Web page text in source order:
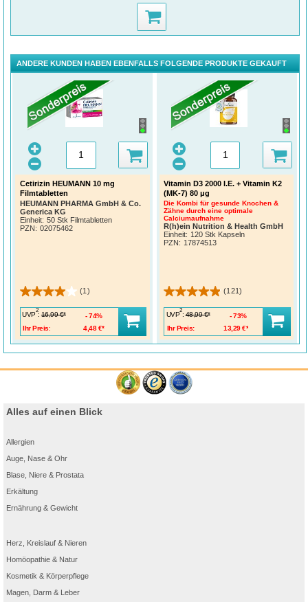
ANDERE KUNDEN HABEN EBENFALLS FOLGENDE PRODUKTE GEKAUFT
Cetirizin HEUMANN 10 mg
Filmtabletten
HEUMANN PHARMA GmbH & Co.
Generica KG
Einheit: 50 Stk Filmtabletten
PZN: 02075462
(1)
UVP
2
: 16,99 €*
Ihr Preis:
4,48 €*
74%
Vitamin D3 2000 I.E. + Vitamin K2
(MK-7) 80 μg
Die Kombi für gesunde Knochen &
Zähne durch eine optimale
Calciumaufnahme
R(h)ein Nutrition & Health GmbH
Einheit: 120 Stk Kapseln
PZN: 17874513
(121)
UVP
2
: 48,99 €*
Ihr Preis:
13,29 €*
73%
Alles auf einen Blick
Allergien
Auge, Nase & Ohr
Blase, Niere & Prostata
Erkältung
Ernährung & Gewicht
Herz, Kreislauf & Nieren
Homöopathie & Natur
Kosmetik & Körperpflege
Magen, Darm & Leber